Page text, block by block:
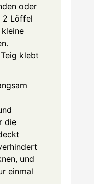
oder
2 Löffel
klebt
die
und
einmal